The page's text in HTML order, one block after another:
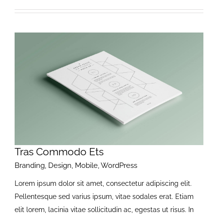
Tras Commodo Ets
Branding, Design, Mobile,WordPress
Lorem ipsum dolor sit amet, consectetur adipiscing elit.
Pellentesque sed varius ipsum, vitae sodales erat. Etiam
elit lorem, lacinia vitae sollicitudin ac, egestas ut risus. In